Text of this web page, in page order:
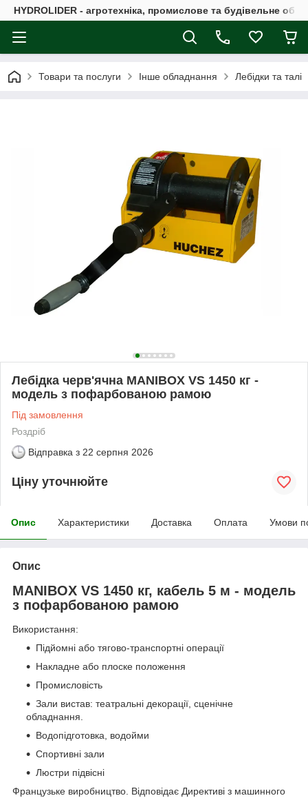
HYDROLIDER - агротехніка, промислове та будівельне
Товари та послуги Інше обладнання Лебідки та талі
Лебідка черв'ячна MANIBOX VS 1450 кг -
модель з пофарбованою рамою
Під замовлення
Роздріб
Відправка з 22 серпня 2026
Ціну уточнюйте
Опис Характеристики Доставка Оплата Умови
Опис
MANIBOX VS 1450 кг, кабель 5 м - модель
з пофарбованою рамою
Використання:
Підйомні або тягово-транспортні операції
Накладне або плоске положення
Промисловість
Зали вистав: театральні декорації, сценічне
обладнання.
Водопідготовка, водойми
Спортивні зали
Люстри підвісні
Французьке виробництво. Відповідає Директиві з машинного